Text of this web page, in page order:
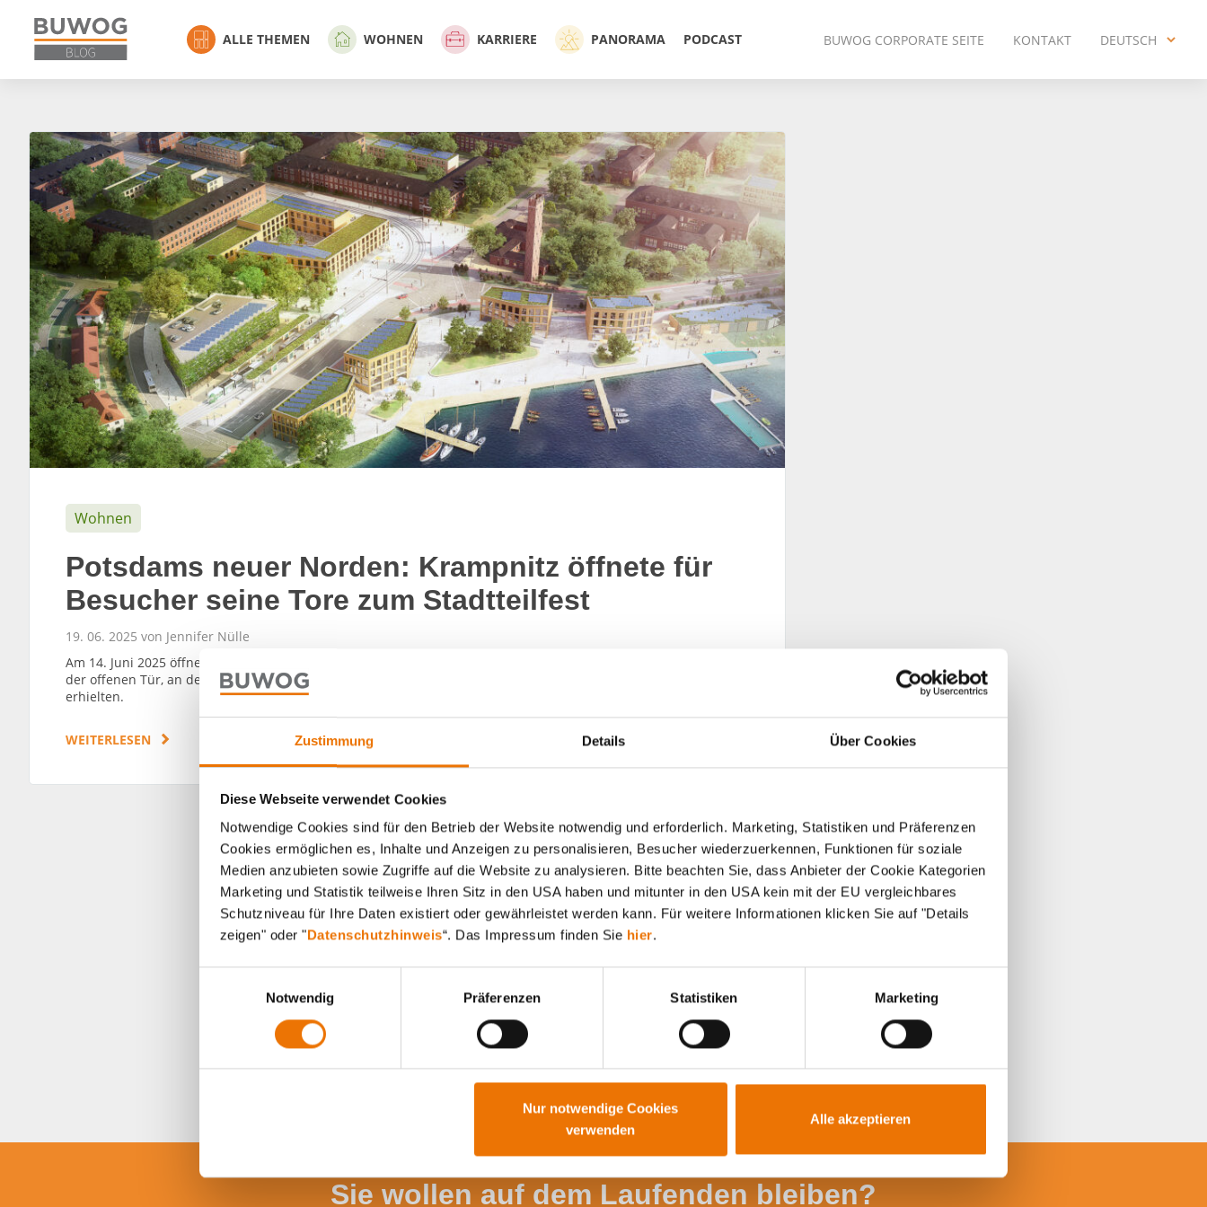
Zustimmung Details Über Cookies
Diese Webseite verwendet Cookies
Notwendige Cookies sind für den Betrieb der Website notwendig und erforderlich. Marketing, Statistiken und Präferenzen
Cookies ermöglichen es, Inhalte und Anzeigen zu personalisieren, Besucher wiederzuerkennen, Funktionen für soziale
Medien anzubieten sowie Zugriffe auf die Website zu analysieren. Bitte beachten Sie, dass Anbieter der Cookie Kategorien
Marketing und Statistik teilweise Ihren Sitz in den USA haben und mitunter in den USA kein mit der EU vergleichbares
Schutzniveau für Ihre Daten existiert oder gewährleistet werden kann. Für weitere Informationen klicken Sie auf "Details
zeigen" oder "Datenschutzhinweis“. Das Impressum finden Sie hier.
u
Notwendig Präferenzen Statistiken Marketing
Nur notwendige Cookies
verwenden
Alle akzeptieren
ALLE THEMEN WOHNEN KARRIERE PANORAMA PODCAST BUWOG CORPORATE SEITE KONTAKT DEUTSCH
Wohnen
Potsdams neuer Norden: Krampnitz öffnete für
Besucher seine Tore zum Stadtteilfest
19. 06. 2025 von Jennifer Nülle
Am 14. Juni 2025 öffnete das ehemalige Kasernengelände in Potsdam-Krampnitz zum Stadtteilfest, einem Tag
der offenen Tür, an dem Besucherinnen und Besucher spannende Einblicke in das Stadtquartier der Zukunft
erhielten.
WEITERLESEN
Alle Artikel durchsuchen
Sie wollen auf dem Laufenden bleiben?